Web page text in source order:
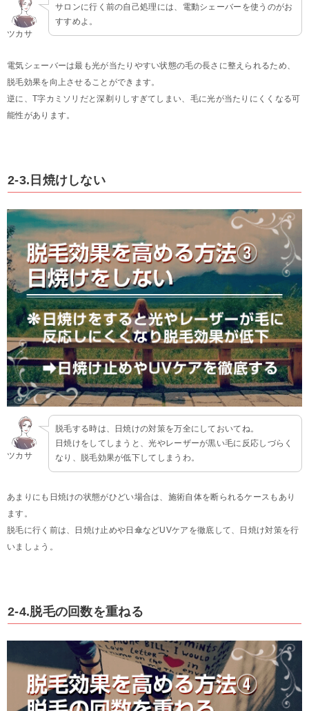
ツカサ
サロンに行く前の自己処理には、電動シェーバーを使うのがお
すすめよ。
電気シェーバーは最も光が当たりやすい状態の毛の長さに整えられるため、
脱毛効果を向上させることができます。
逆に、T字カミソリだと深剃りしすぎてしまい、毛に光が当たりにくくなる可
能性があります。
2-3.日焼けしない
ツカサ
脱毛する時は、日焼けの対策を万全にしておいてね。
日焼けをしてしまうと、光やレーザーが黒い毛に反応しづらく
なり、脱毛効果が低下してしまうわ。
あまりにも日焼けの状態がひどい場合は、施術自体を断られるケースもあり
ます。
脱毛に行く前は、日焼け止めや日傘などUVケアを徹底して、日焼け対策を行
いましょう。
2-4.脱毛の回数を重ねる